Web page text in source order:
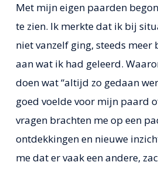
Met mijn eigen paarden
te zien. Ik merkte dat ik bij
niet vanzelf ging, steeds meer
aan wat ik had geleerd.
doen wat “altijd zo gedaan
goed voelde voor mijn paard
vragen brachten me op een
ontdekkingen en nieuwe
me dat er vaak een andere,